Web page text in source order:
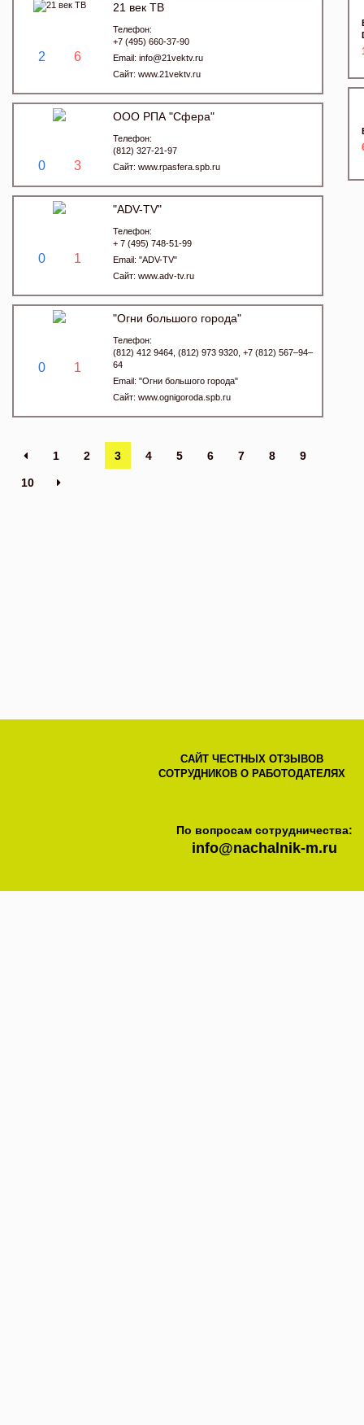
2 6
21 век ТВ
Телефон:
+7 (495) 660-37-90
Email: info@21vektv.ru
Сайт: www.21vektv.ru
0 3
ООО РПА "Сфера"
Телефон:
(812) 327-21-97
Сайт: www.rpasfera.spb.ru
0 1
"ADV-TV"
Телефон:
+ 7 (495) 748-51-99
Email: "ADV-TV"
Сайт: www.adv-tv.ru
0 1
"Огни большого города"
Телефон:
(812) 412 9464, (812) 973 9320, +7 (812) 567–94–
64
Email: "Огни большого города"
Сайт: www.ognigoroda.spb.ru
1 2 3 4 5 6 7 8 9
10
САЙТ ЧЕСТНЫХ ОТЗЫВОВ
СОТРУДНИКОВ О РАБОТОДАТЕЛЯХ
По вопросам сотрудничества:
info@nachalnik-m.ru